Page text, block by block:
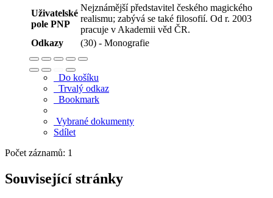
Uživatelské
pole PNP
Nejznámější představitel českého magického
realismu; zabývá se také filosofií. Od r. 2003
pracuje v Akademii věd ČR.
Odkazy
(30) - Monografie
Do košíku
Trvalý odkaz
Bookmark
Vybrané dokumenty
Sdílet
Počet záznamů: 1
Související stránky